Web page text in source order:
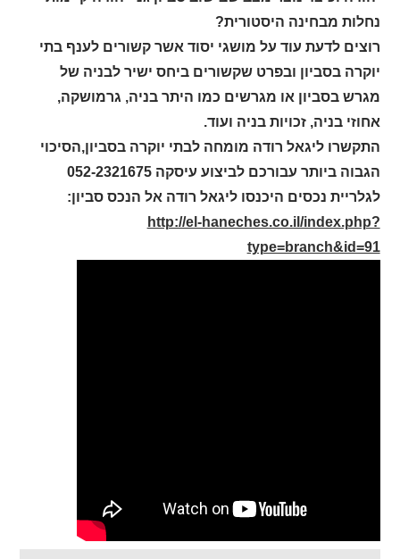
נחלות מבחינה היסטורית?
רוצים לדעת עוד על מושגי יסוד אשר קשורים לענף בתי
יוקרה בסביון ובפרט שקשורים ביחס ישיר לבניה של
מגרש בסביון או מגרשים כמו היתר בניה, גרמושקה,
אחוזי בניה, זכויות בניה ועוד.
התקשרו ליגאל רודה מומחה לבתי יוקרה בסביון,הסיכוי
הגבוה ביותר עבורכם לביצוע עיסקה 052-2321675
לגלריית נכסים היכנסו ליגאל רודה אל הנכס סביון:
http://el-haneches.co.il/index.php?
type=branch&id=91